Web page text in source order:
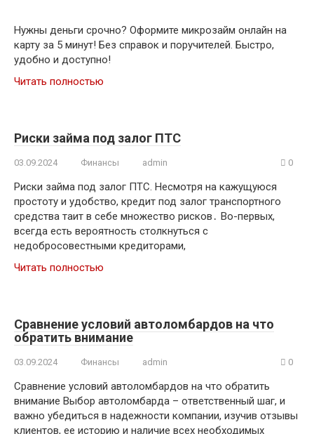
Нужны деньги срочно? Оформите микрозайм онлайн на
карту за 5 минут! Без справок и поручителей. Быстро,
удобно и доступно!
Читать полностью
Риски займа под залог ПТС
03.09.2024 Финансы admin 0
Риски займа под залог ПТС. Несмотря на кажущуюся
простоту и удобство, кредит под залог транспортного
средства таит в себе множество рисков․ Во-первых,
всегда есть вероятность столкнуться с
недобросовестными кредиторами,
Читать полностью
Сравнение условий автоломбардов на что
обратить внимание
03.09.2024 Финансы admin 0
Сравнение условий автоломбардов на что обратить
внимание Выбор автоломбарда – ответственный шаг, и
важно убедиться в надежности компании, изучив отзывы
клиентов, ее историю и наличие всех необходимых